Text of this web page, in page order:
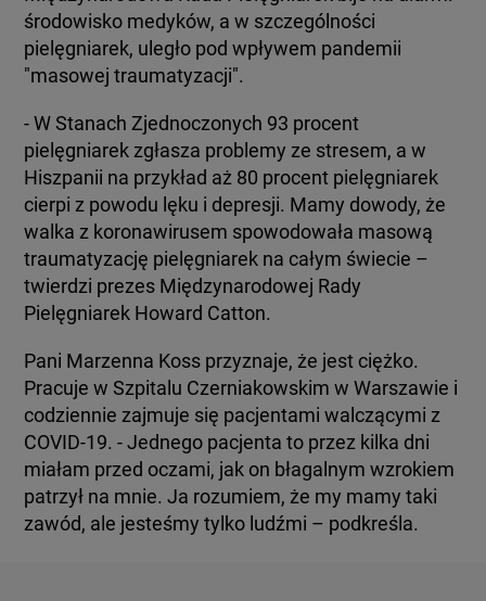
środowisko medyków, a w szczególności
pielęgniarek, uległo pod wpływem pandemii
"masowej traumatyzacji".
- W Stanach Zjednoczonych 93 procent
pielęgniarek zgłasza problemy ze stresem, a w
Hiszpanii na przykład aż 80 procent pielęgniarek
cierpi z powodu lęku i depresji. Mamy dowody, że
walka z koronawirusem spowodowała masową
traumatyzację pielęgniarek na całym świecie –
twierdzi prezes Międzynarodowej Rady
Pielęgniarek Howard Catton.
Pani Marzenna Koss przyznaje, że jest ciężko.
Pracuje w Szpitalu Czerniakowskim w Warszawie i
codziennie zajmuje się pacjentami walczącymi z
COVID-19. - Jednego pacjenta to przez kilka dni
miałam przed oczami, jak on błagalnym wzrokiem
patrzył na mnie. Ja rozumiem, że my mamy taki
zawód, ale jesteśmy tylko ludźmi – podkreśla.